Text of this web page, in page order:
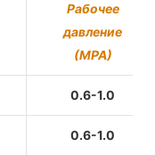
Рабочее
давление
(MPA)
0.6-1.0
0.6-1.0